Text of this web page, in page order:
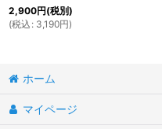
2,900円(税別)
(税込 : 3,190円)
ホーム
マイページ